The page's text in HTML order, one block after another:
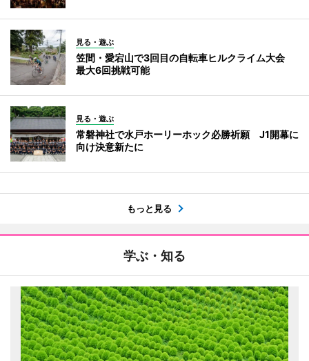
見る・遊ぶ
笠間・愛宕山で3回目の自転車ヒルクライム大会
最大6回挑戦可能
見る・遊ぶ
常磐神社で水戸ホーリーホック必勝祈願 J1開幕に
向け決意新たに
もっと見る
学ぶ・知る